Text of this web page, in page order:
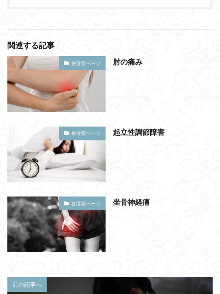
関連する記事
各症状ページ 肘の痛み
各症状ページ 起立性調節障害
各症状ページ 坐骨神経痛
前の記事へ